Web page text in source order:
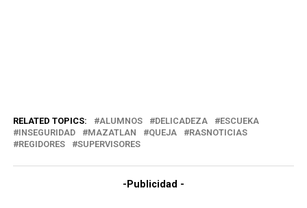
RELATED TOPICS: ALUMNOS DELICADEZA
ESCUEKA
INSEGURIDAD
MAZATLAN QUEJA
RASNOTICIAS
REGIDORES
SUPERVISORES
-Publicidad -